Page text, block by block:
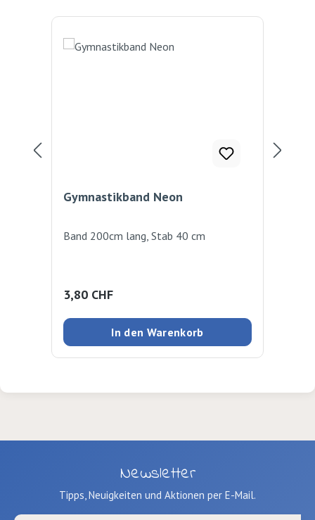
Gymnastikband Neon
Band 200cm lang, Stab 40 cm
Regulärer Preis:
3,80 CHF
In den Warenkorb
Newsletter
Tipps, Neuigkeiten und Aktionen per E-Mail.